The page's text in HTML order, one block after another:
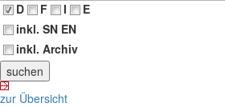
D
F I
E
inkl. SN EN
inkl. Archiv
zur Übersicht